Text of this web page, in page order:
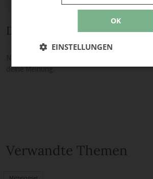
Diskussion
deine Meinung.
Verwandte Themen
Mitbringsel
OK
EINSTELLUNGEN